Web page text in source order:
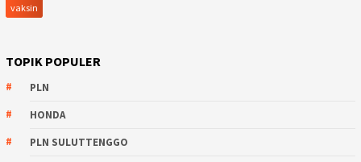
vaksin
TOPIK POPULER
PLN
HONDA
PLN SULUTTENGGO